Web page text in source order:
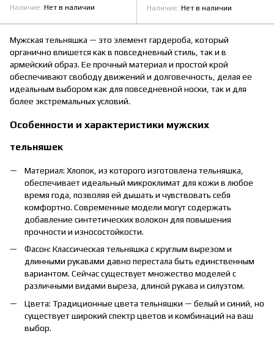
Мужская тельняшка — это элемент гардероба, который
органично впишется как в повседневный стиль, так и в
армейский образ. Ее прочный материал и простой крой
обеспечивают свободу движений и долговечность, делая ее
идеальным выбором как для повседневной носки, так и для
более экстремальных условий.
Особенности и характеристики мужских
тельняшек
Материал: Хлопок, из которого изготовлена тельняшка,
обеспечивает идеальный микроклимат для кожи в любое
время года, позволяя ей дышать и чувствовать себя
комфортно. Современные модели могут содержать
добавление синтетических волокон для повышения
прочности и износостойкости.
Фасон: Классическая тельняшка с круглым вырезом и
длинными рукавами давно перестала быть единственным
вариантом. Сейчас существует множество моделей с
различными видами выреза, длиной рукава и силуэтом.
Цвета: Традиционные цвета тельняшки — белый и синий, но
существует широкий спектр цветов и комбинаций на ваш
выбор.
Наличие Нет в наличии Наличие Нет в наличии